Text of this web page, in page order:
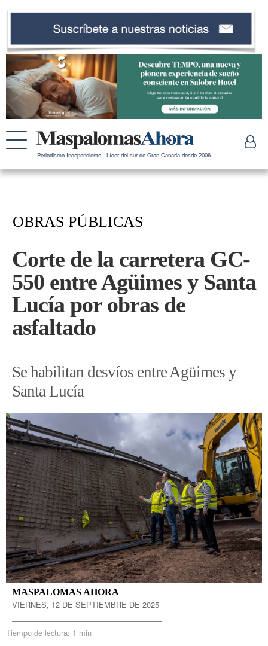
Periodismo Independiente · Líder del sur de Gran Canaria desde 2006
OBRAS PÚBLICAS
Corte de la carretera GC-
550 entre Agüimes y Santa
Lucía por obras de
asfaltado
Se habilitan desvíos entre Agüimes y
Santa Lucía
MASPALOMAS AHORA
VIERNES, 12 DE SEPTIEMBRE DE 2025
Tiempo de lectura: 1 min